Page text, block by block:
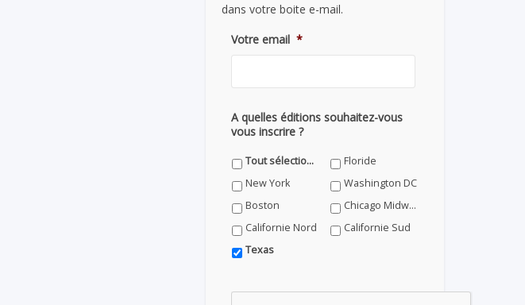
dans votre boite e-mail.
Votre email *
A quelles éditions souhaitez-vous
vous inscrire ?
Tout sélectionner
Floride
New York
Washington DC
Boston
Chicago Midwest
Californie Nord
Californie Sud
Texas